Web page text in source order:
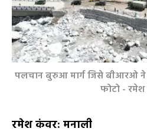
पलचान बुरुआ मार्ग जिसे बीआरओ ने
फोटो -
रमेश कंवर: मनाली